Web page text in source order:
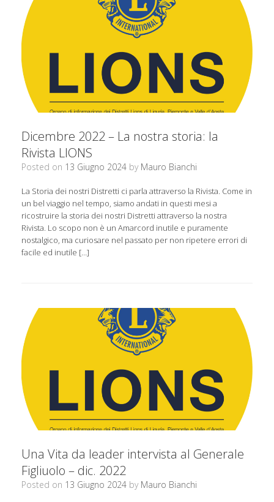
Dicembre 2022 – La nostra storia: la
Rivista LIONS
Posted on 13 Giugno 2024 by Mauro Bianchi
La Storia dei nostri Distretti ci parla attraverso la Rivista. Come in
un bel viaggio nel tempo, siamo andati in questi mesi a
ricostruire la storia dei nostri Distretti attraverso la nostra
Rivista. Lo scopo non è un Amarcord inutile e puramente
nostalgico, ma curiosare nel passato per non ripetere errori di
facile ed inutile […]
Una Vita da leader intervista al Generale
Figliuolo – dic. 2022
Posted on 13 Giugno 2024 by Mauro Bianchi